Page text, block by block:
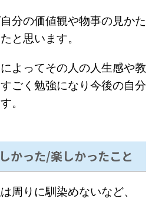
分の価値観や物事の見かた
と思います。
よってその人の人生感や教
ごく勉強になり今後の自分
。
かった/楽しかったこと
周りに馴染めないなど、